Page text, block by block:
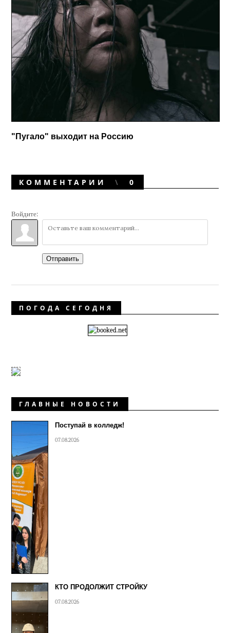
"Пугало" выходит на Россию
КОММЕНТАРИИ 0
Войдите:
Отправить
ПОГОДА СЕГОДНЯ
ГЛАВНЫЕ НОВОСТИ
Поступай в колледж!
07.08.2026
КТО ПРОДОЛЖИТ СТРОЙКУ
07.08.2026